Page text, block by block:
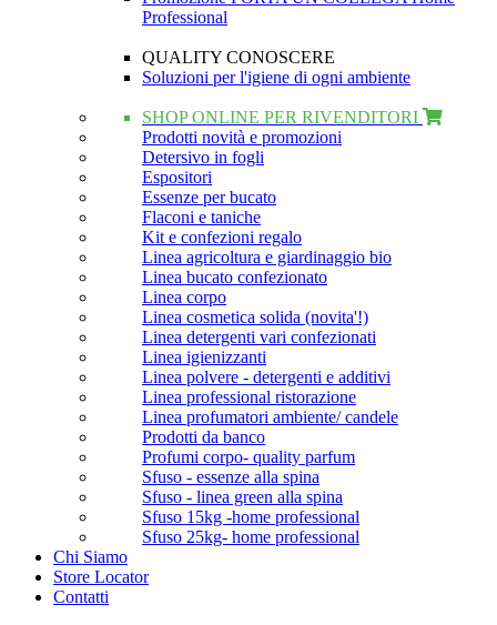
Professional
QUALITY CONOSCERE
Soluzioni per l'igiene di ogni ambiente
SHOP ONLINE PER RIVENDITORI
Prodotti novità e promozioni
Detersivo in fogli
Espositori
Essenze per bucato
Flaconi e taniche
Kit e confezioni regalo
Linea agricoltura e giardinaggio bio
Linea bucato confezionato
Linea corpo
Linea cosmetica solida (novita'!)
Linea detergenti vari confezionati
Linea igienizzanti
Linea polvere - detergenti e additivi
Linea professional ristorazione
Linea profumatori ambiente/ candele
Prodotti da banco
Profumi corpo- quality parfum
Sfuso - essenze alla spina
Sfuso - linea green alla spina
Sfuso 15kg -home professional
Sfuso 25kg- home professional
Chi Siamo
Store Locator
Contatti